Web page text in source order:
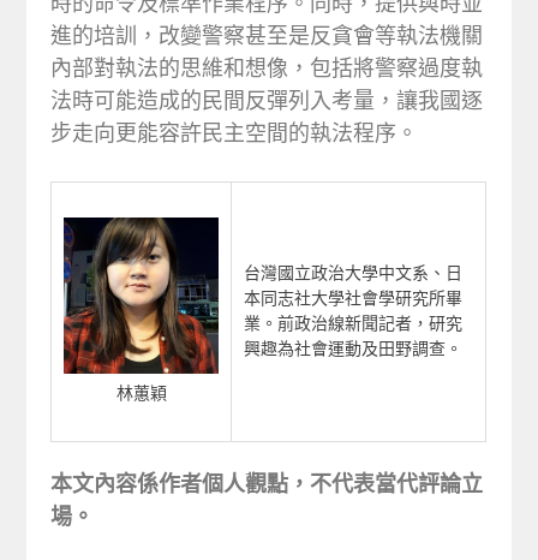
進的培訓，改變警察甚至是反貪會等執法機關
內部對執法的思維和想像，包括將警察過度執
法時可能造成的民間反彈列入考量，讓我國逐
步走向更能容許民主空間的執法程序。
林蕙穎
台灣國立政治大學中文系、日
本同志社大學社會學研究所畢
業。前政治線新聞記者，研究
興趣為社會運動及田野調查。
本文內容係作者個人觀點，不代表當代評論立
場。